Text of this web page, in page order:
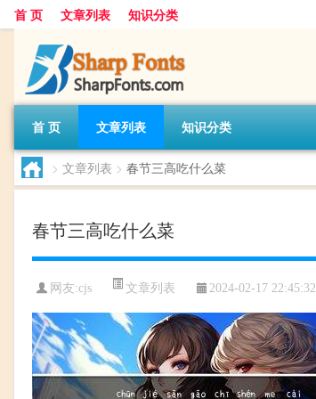
首 页 文章列表 知识分类
首 页 文章列表 知识分类
> 文章列表 > 春节三高吃什么菜
春节三高吃什么菜
网友:cjs 文章列表 2024-02-17 22:45:32